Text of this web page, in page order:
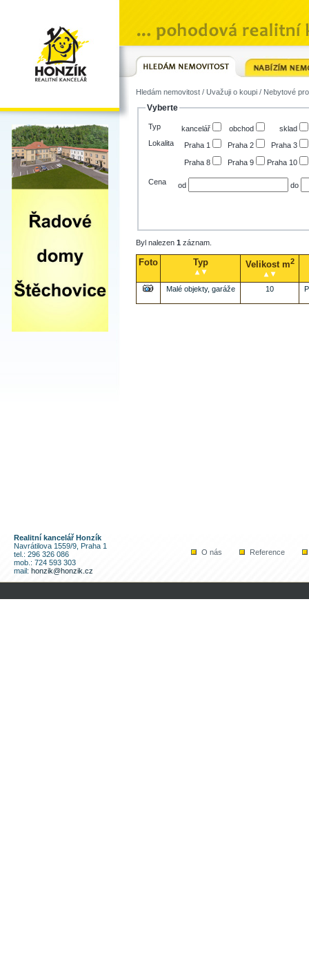
Hledám nemovitost / Uvažuji o koupi / Nebytové
Vyberte
Typ kancelář obchod
sklad
Lokalita
Praha 1 Praha 2 Praha 3
Praha 8 Praha 9 Praha 10
Cena od do
Byl nalezen 1 záznam.
Foto Typ Velikost m2
Malé objekty, garáže 10
Realitní kancelář Honzík
Navrátilova 1559/9, Praha 1
tel.: 296 326 086
mob.: 724 593 303
mail: honzik@honzik.cz
O nás Reference